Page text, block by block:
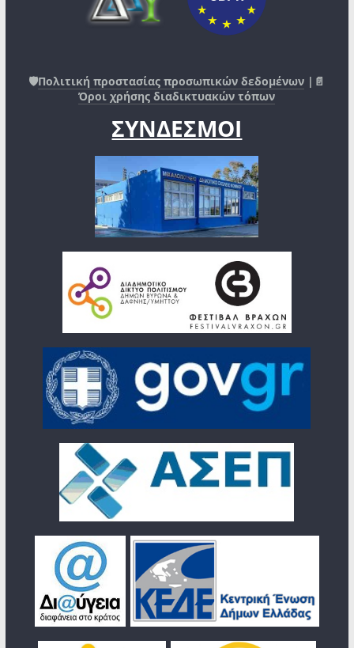
🛡️Πολιτική προστασίας προσωπικών δεδομένων |📄
Όροι χρήσης διαδικτυακών τόπων
ΣΥΝΔΕΣΜΟΙ